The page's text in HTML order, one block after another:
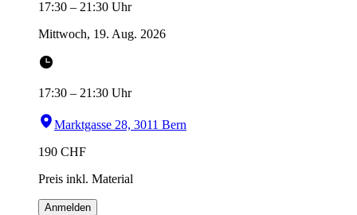
17:30 – 21:30 Uhr
Mittwoch, 19. Aug. 2026
17:30 – 21:30 Uhr
Marktgasse 28, 3011 Bern
190 CHF
Preis inkl. Material
Anmelden